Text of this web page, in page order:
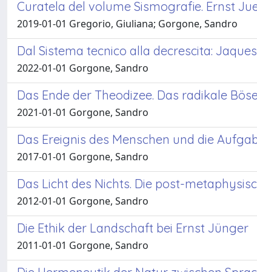
Curatela del volume Sismografie. Ernst
2019-01-01 Gregorio, Giuliana; Gorgone, Sandro
Dal Sistema tecnico alla decrescita:
2022-01-01 Gorgone, Sandro
Das Ende der Theodizee. Das radikale
2021-01-01 Gorgone, Sandro
Das Ereignis des Menschen und die
2017-01-01 Gorgone, Sandro
Das Licht des Nichts. Die post-
2012-01-01 Gorgone, Sandro
Die Ethik der Landschaft bei Ernst Jünger
2011-01-01 Gorgone, Sandro